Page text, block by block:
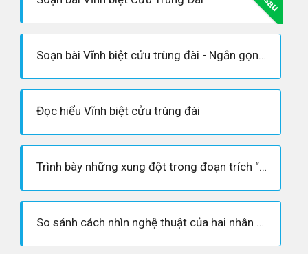
Soạn bài Vĩnh biệt cửu trùng đài - Ngắn gọn nhất
Đọc hiểu Vĩnh biệt cửu trùng đài
Trình bày những xung đột trong đoạn trích “Vĩnh biệt Cửu Trùng Đài”?
So sánh cách nhìn nghệ thuật của hai nhân vật: Phùng trong Chiếc thuyền ngoài xa và Vũ Như Tô trong Vĩnh biệt Cửu Trùng Đài - Ngữ Văn 12